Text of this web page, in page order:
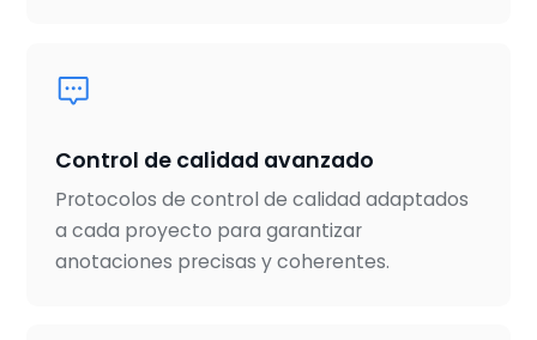
Control de calidad avanzado
Protocolos de control de calidad adaptados
a cada proyecto para garantizar
anotaciones precisas y coherentes.